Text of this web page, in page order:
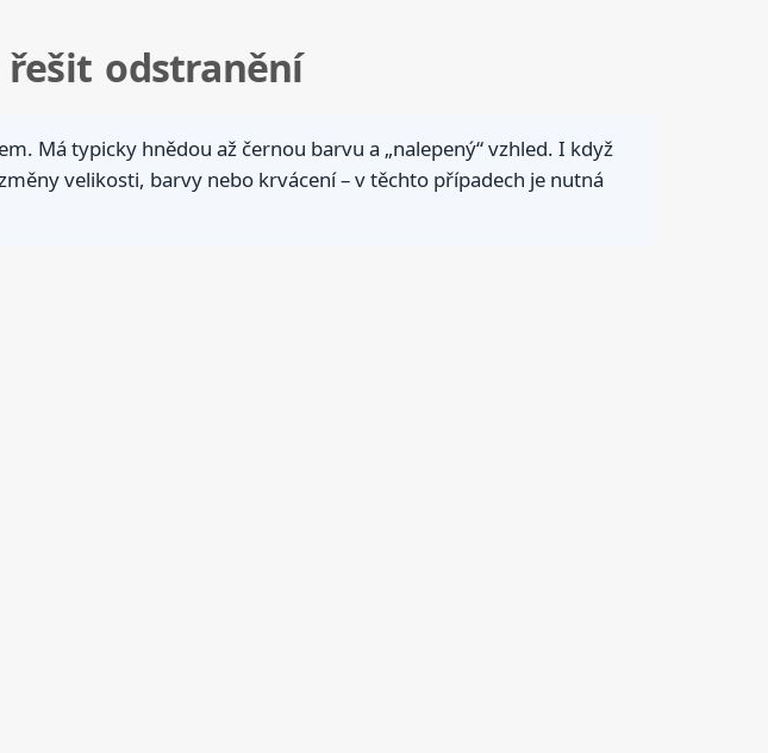
odstranění
Má typicky hnědou až černou barvu a „nalepený“ vzhled. I když
velikosti, barvy nebo krvácení – v těchto případech je nutná